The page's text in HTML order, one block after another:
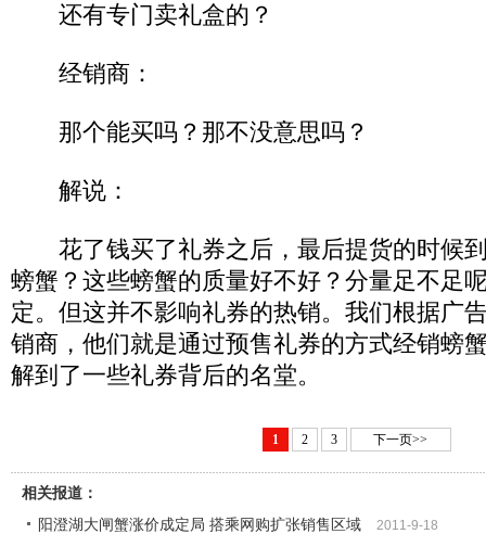
还有专门卖礼盒的？
经销商：
那个能买吗？那不没意思吗？
解说：
花了钱买了礼券之后，最后提货的时候
螃蟹？这些螃蟹的质量好不好？分量足不足
定。但这并不影响礼券的热销。我们根据广
销商，他们就是通过预售礼券的方式经销螃
解到了一些礼券背后的名堂。
1 2 3 下一页>>
相关报道：
阳澄湖大闸蟹涨价成定局 搭乘网购扩张销售区域
2011-9-18